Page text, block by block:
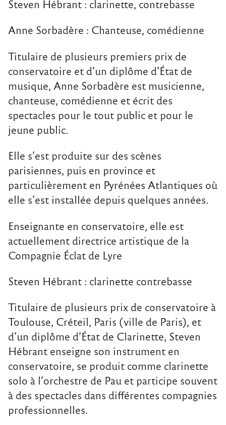
Steven Hébrant : clarinette, contrebasse
Anne Sorbadère : Chanteuse, comédienne
Titulaire de plusieurs premiers prix de
conservatoire et d’un diplôme d’État de
musique, Anne Sorbadère est musicienne,
chanteuse, comédienne et écrit des
spectacles pour le tout public et pour le
jeune public.
Elle s’est produite sur des scènes
parisiennes, puis en province et
particulièrement en Pyrénées Atlantiques où
elle s’est installée depuis quelques années.
Enseignante en conservatoire, elle est
actuellement directrice artistique de la
Compagnie Éclat de Lyre
Steven Hébrant : clarinette contrebasse
Titulaire de plusieurs prix de conservatoire à
Toulouse, Créteil, Paris (ville de Paris), et
d’un diplôme d’État de Clarinette, Steven
Hébrant enseigne son instrument en
conservatoire, se produit comme clarinette
solo à l’orchestre de Pau et participe souvent
à des spectacles dans différentes compagnies
professionnelles.